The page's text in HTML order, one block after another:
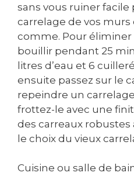
sans vous ruiner
carrelage de vos
comme. Pour éliminer
bouillir pendant 25
litres d’eau et 6
ensuite passez sur le
repeindre un
frottez-le avec une
des carreaux robustes
le choix du vieux
Cuisine ou salle de